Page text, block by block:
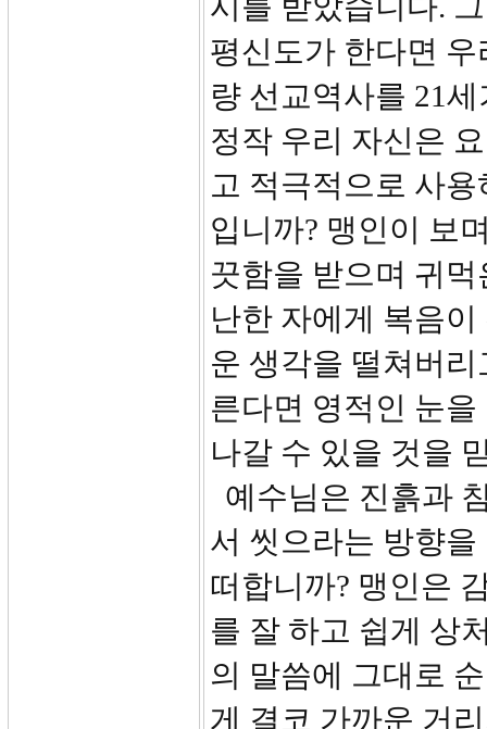
평신도가 한다면
량 선교역사를 21
정작 우리 자신은
고 적극적으로 사
입니까? 맹인이 보
끗함을 받으며 귀
난한 자에게 복음
운 생각을 떨쳐버
른다면 영적인 눈
나갈 수 있을 것을
예수님은 진흙과
서 씻으라는 방향
떠합니까? 맹인은
를 잘 하고 쉽게 상
의 말씀에 그대로
게 결코 가까운 거